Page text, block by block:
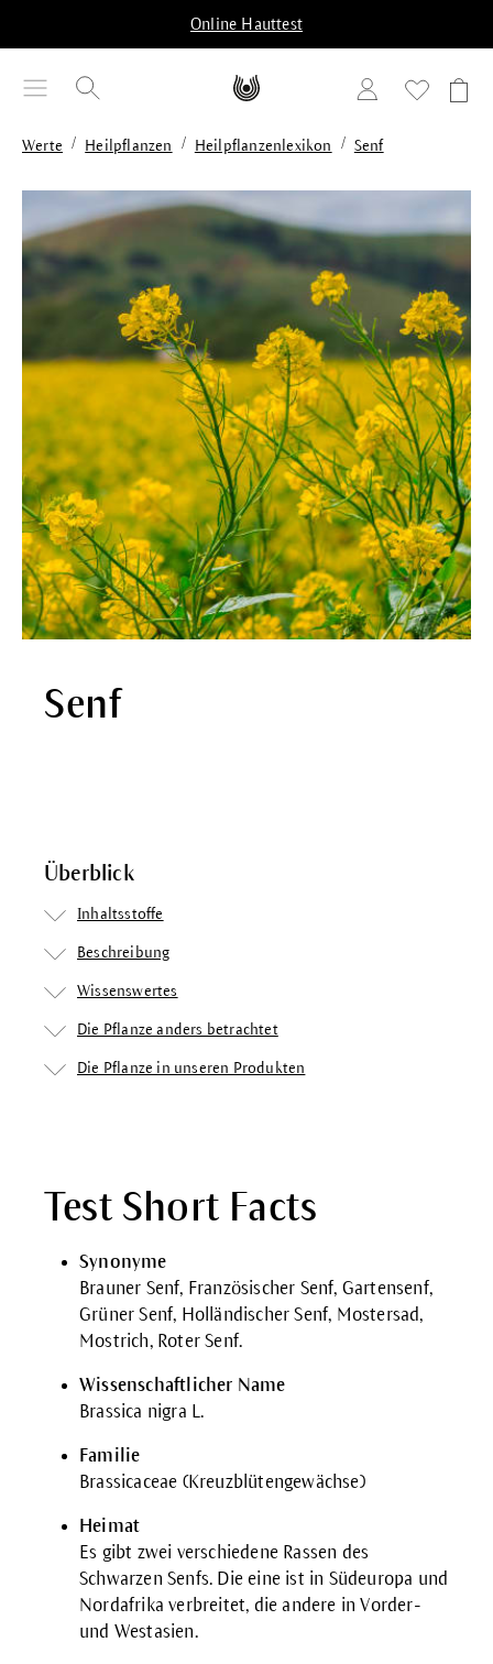
Online Hauttest
Werte / Heilpflanzen / Heilpflanzenlexikon / Senf
Senf
Überblick
Inhaltsstoffe
Beschreibung
Wissenswertes
Die Pflanze anders betrachtet
Die Pflanze in unseren Produkten
Test Short Facts
Synonyme
Brauner Senf, Französischer Senf, Gartensenf,
Grüner Senf, Holländischer Senf, Mostersad,
Mostrich, Roter Senf.
Wissenschaftlicher Name
Brassica nigra L.
Familie
Brassicaceae (Kreuzblütengewächse)
Heimat
Es gibt zwei verschiedene Rassen des
Schwarzen Senfs. Die eine ist in Südeuropa und
Nordafrika verbreitet, die andere in Vorder-
und Westasien.